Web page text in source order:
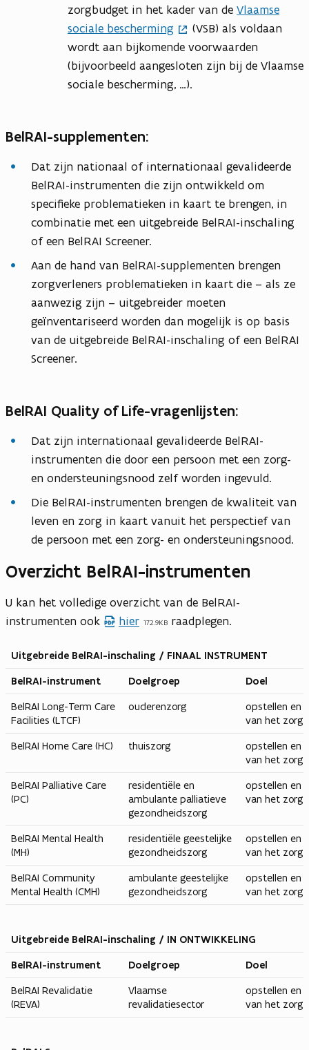
zorgbudget in het kader van de Vlaamse
sociale bescherming
(VSB) als voldaan
wordt aan bijkomende voorwaarden
(bijvoorbeeld aangesloten zijn bij de Vlaamse
sociale bescherming, …).
BelRAI-supplementen:
Dat zijn nationaal of internationaal gevalideerde
BelRAI-instrumenten die zijn ontwikkeld om
specifieke problematieken in kaart te brengen, in
combinatie met een uitgebreide BelRAI-inschaling
of een BelRAI Screener.
Aan de hand van BelRAI-supplementen brengen
zorgverleners problematieken in kaart die – als ze
aanwezig zijn – uitgebreider moeten
geïnventariseerd worden dan mogelijk is op basis
van de uitgebreide BelRAI-inschaling of een BelRAI
Screener.
BelRAI Quality of Life-vragenlijsten:
Dat zijn internationaal gevalideerde BelRAI-
instrumenten die door een persoon met een zorg-
en ondersteuningsnood zelf worden ingevuld.
Die BelRAI-instrumenten brengen de kwaliteit van
leven en zorg in kaart vanuit het perspectief van
de persoon met een zorg- en ondersteuningsnood.
Overzicht BelRAI-instrumenten
U kan het volledige overzicht van de BelRAI-
instrumenten ook
hier 172.9KB raadplegen.
Uitgebreide BelRAI-inschaling / FINAAL INSTRUMENT
BelRAI-instrument
Doelgroep Doel
BelRAI Long-Term Care
Facilities (LTCF)
ouderenzorg
opstellen en
van het
BelRAI Home Care (HC)
thuiszorg
opstellen en
van het
BelRAI Palliative Care
(PC)
residentiële en
ambulante palliatieve
gezondheidszorg
opstellen en
van het
BelRAI Mental Health
(MH)
residentiële geestelijke
gezondheidszorg
opstellen en
van het
BelRAI Community
Mental Health (CMH)
ambulante geestelijke
gezondheidszorg
opstellen en
van het
Uitgebreide BelRAI-inschaling / IN ONTWIKKELING
BelRAI-instrument
Doelgroep Doel
BelRAI Revalidatie
(REVA)
Vlaamse
revalidatiesector
opstellen en
van het